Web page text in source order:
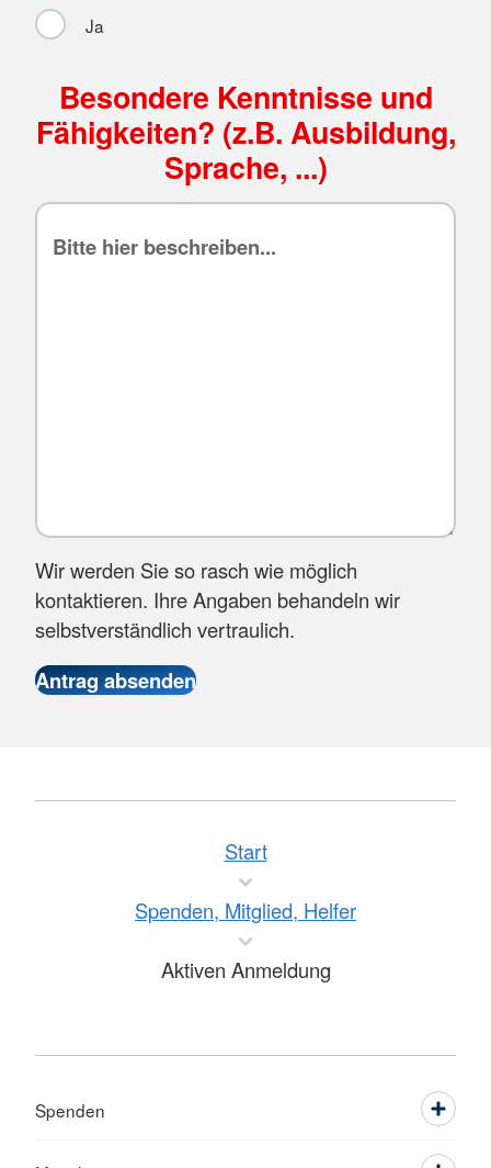
Ja
Besondere Kenntnisse und
Fähigkeiten? (z.B. Ausbildung,
Sprache, ...)
Wir werden Sie so rasch wie möglich
kontaktieren. Ihre Angaben behandeln wir
selbstverständlich vertraulich.
Start
Spenden, Mitglied, Helfer
Aktiven Anmeldung
Spenden